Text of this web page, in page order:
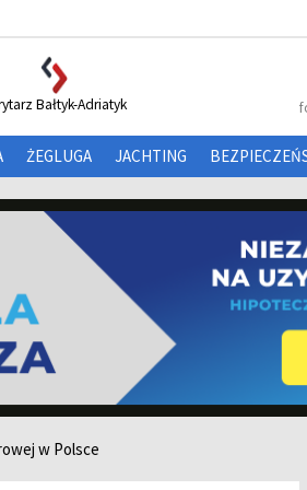
Bałtyk-Adriatyk
ŻEGLUGA JACHTING
w Polsce